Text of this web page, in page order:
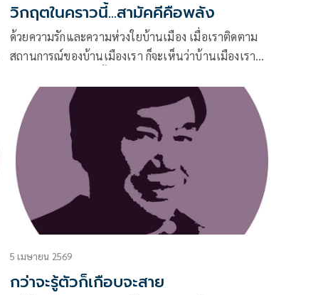
วิกฤตในคราวนี้...สามัคคีคือพลัง
ด้วยความรักและความห่วงใยบ้านเมือง เมื่อเราติดตาม
สถานการณ์ของบ้านเมืองเรา ก็จะเห็นว่าบ้านเมืองเรา
สามัคคีและร่วมมือกันในการฝ่าวิกฤตครั้งนี้
5 เมษายน 2569
กว่าจะรู้ตัวก็เกือบจะสาย